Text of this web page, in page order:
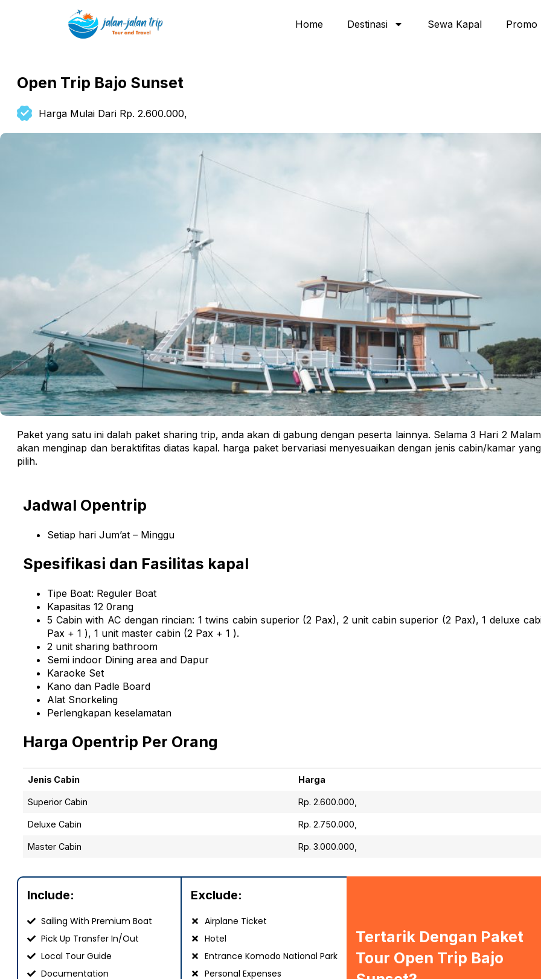
Home Destinasi Sewa Kapal Promo
Open Trip Bajo Sunset
Harga Mulai Dari Rp. 2.600.000,
Paket yang satu ini dalah paket sharing trip, anda akan di gabung dengan peserta lainnya. Selama 3 Hari 2
akan menginap dan beraktifitas diatas kapal. harga paket bervariasi menyesuaikan dengan jenis cabin/kamar
pilih.
Jadwal Opentrip
Setiap hari Jum’at – Minggu
Spesifikasi dan Fasilitas kapal
Tipe Boat: Reguler Boat
Kapasitas 12 0rang
5 Cabin with AC dengan rincian: 1 twins cabin superior (2 Pax), 2 unit cabin superior (2 Pax), 1 deluxe
Pax + 1 ), 1 unit master cabin (2 Pax + 1 ).
2 unit sharing bathroom
Semi indoor Dining area and Dapur
Karaoke Set
Kano dan Padle Board
Alat Snorkeling
Perlengkapan keselamatan
Harga Opentrip Per Orang
Jenis Cabin
Harga
Jenis Cabin
Harga
Superior Cabin Rp. 2.600.000,
Deluxe Cabin Rp. 2.750.000,
Master Cabin Rp. 3.000.000,
Include:
Sailing With Premium Boat
Pick Up Transfer In/Out
Local Tour Guide
Documentation
Exclude:
Airplane Ticket
Hotel
Entrance Komodo National Park
Personal Expenses
Tertarik Dengan Paket
Tour Open Trip Bajo